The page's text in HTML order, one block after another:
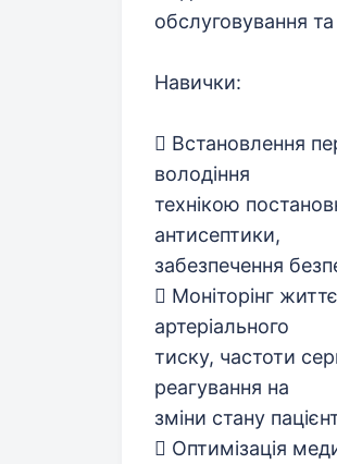
обслуговування
Навички:
 Встановлення
володіння
технікою
антисептики,
забезпечення
 Моніторінг
артеріального
тиску, частоти
реагування на
зміни стану
 Оптимізація